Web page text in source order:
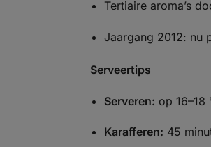
Tertiaire aroma’s
Jaargang 2012: nu
Serveertips
Serveren: op
Karafferen: 45